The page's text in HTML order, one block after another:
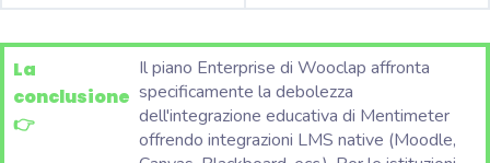
La
conclusione
👉
Il piano Enterprise di Wooclap affronta
specificamente la debolezza
dell'integrazione educativa di Mentimeter
offrendo integrazioni LMS native (Moodle,